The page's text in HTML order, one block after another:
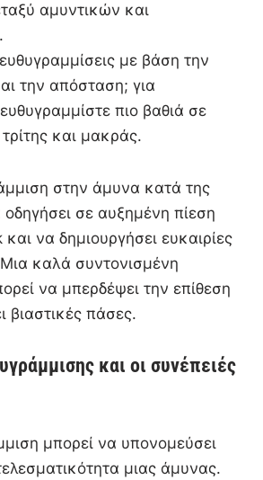
αμυντικών και
με βάση την
την απόσταση; για
πιο βαθιά σε
και μακράς.
στην άμυνα κατά της
σε αυξημένη πίεση
να δημιουργήσει ευκαιρίες
καλά συντονισμένη
να μπερδέψει την επίθεση
βιαστικές πάσες.
και οι συνέπειές
μπορεί να υπονομεύσει
μιας άμυνας.